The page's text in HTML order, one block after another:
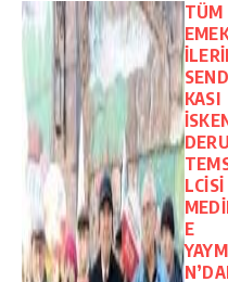
TÜM
KASI
LCİSİ
E